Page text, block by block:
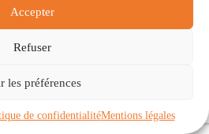
Accepter
Refuser
les préférences
de confidentialitéMentions légales
À propos
de cookies (UE)